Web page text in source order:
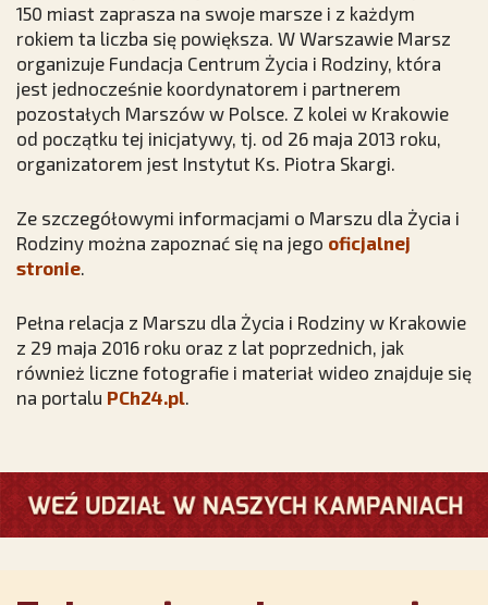
150 miast zaprasza na swoje marsze i z każdym
rokiem ta liczba się powiększa. W Warszawie Marsz
organizuje Fundacja Centrum Życia i Rodziny, która
jest jednocześnie koordynatorem i partnerem
pozostałych Marszów w Polsce. Z kolei w Krakowie
od początku tej inicjatywy, tj. od 26 maja 2013 roku,
organizatorem jest Instytut Ks. Piotra Skargi.
Ze szczegółowymi informacjami o Marszu dla Życia i
Rodziny można zapoznać się na jego oficjalnej
stronie
Pełna relacja z Marszu dla Życia i Rodziny w Krakowie
z 29 maja 2016 roku oraz z lat poprzednich, jak
również liczne fotografie i materiał wideo znajduje się
na portalu PCh24.pl